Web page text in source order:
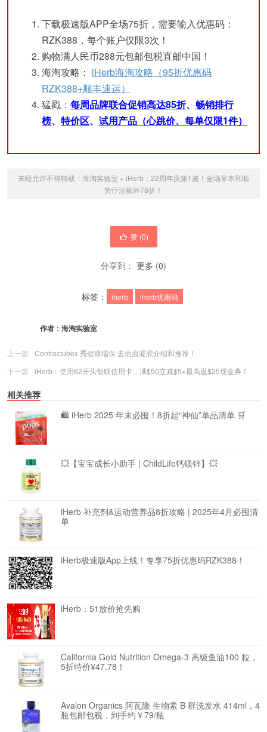
下载极速版APP全场75折，需要输入优惠码：
RZK388，每个账户仅限3次！
购物满人民币288元包邮包税直邮中国！
海淘攻略： iHerb海淘攻略（95折优惠码
RZK388+顺丰速运）
猛戳： 每周品牌联合促销高达85折、 畅销排行
榜、 特价区、 试用产品（心跳价、每单仅限1件）
未经允许不得转载： 海淘实验室 » iHerb：22周年庆第1波！全场草本和顺
势疗法额外78折！
赞 (0)
分享到： 更多 (0)
标签： iherb iherb优惠码
作者： 海淘实验室
上一篇
Contractubex 秀碧康瑞保 去疤痕凝胶介绍和推荐！
下一篇
iHerb：使用62开头银联信用卡，满$50立减$5+最高返$25现金券！
相关推荐
🛍️ iHerb 2025 年末必囤！8折起“神仙”单品清单 🛒
💥【宝宝成长小助手 | ChildLife钙镁锌】💥
iHerb 补充剂&运动营养品8折攻略 | 2025年4月必囤清
单
iHerb极速版App上线！专享75折优惠码RZK388！
iHerb：51放价抢先购
California Gold Nutrition Omega-3 高级鱼油100 粒，
5折特价¥47.78！
Avalon Organics 阿瓦隆 生物素 B 群洗发水 414ml，4
瓶包邮包税，到手约￥79/瓶